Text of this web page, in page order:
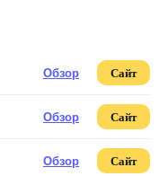
Обзор Сайт
Обзор Сайт
Обзор Сайт